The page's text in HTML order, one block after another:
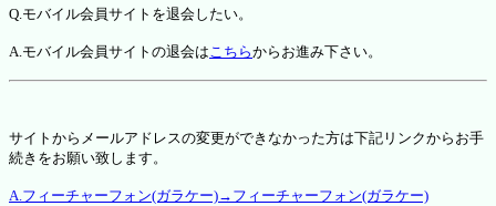
Q.モバイル会員サイトを退会したい。
A.モバイル会員サイトの退会はこちらからお進み下さい。
サイトからメールアドレスの変更ができなかった方は下記リンクからお手
続きをお願い致します。
A.フィーチャーフォン(ガラケー)→フィーチャーフォン(ガラケー)